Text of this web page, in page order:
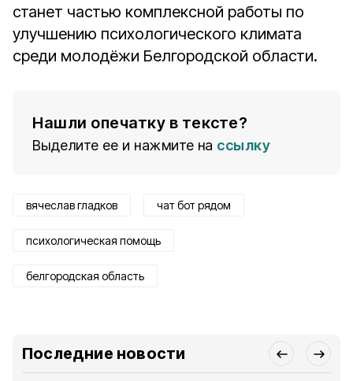
станет частью комплексной работы по
улучшению психологического климата
среди молодёжи Белгородской области.
Нашли опечатку в тексте?
Выделите ее и нажмите на ссылку
вячеслав гладков чат бот рядом
психологическая помощь
белгородская область
Последние новости